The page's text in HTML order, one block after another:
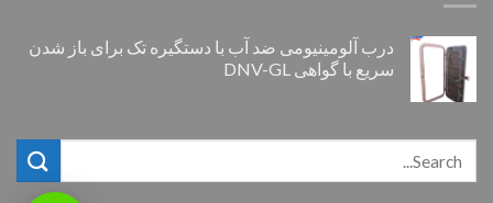
درب آلومینیومی ضد آب با دستگیره تک برای باز شدن
سریع با گواهی DNV-GL